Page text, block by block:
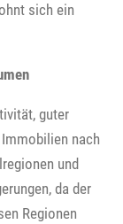
sich ein
guter
nach
und
da der
Regionen